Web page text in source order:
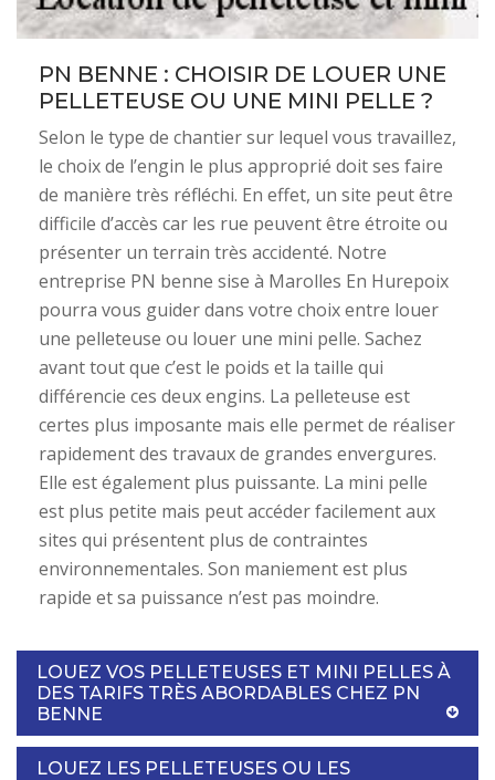
PN BENNE : CHOISIR DE LOUER UNE
PELLETEUSE OU UNE MINI PELLE ?
Selon le type de chantier sur lequel vous travaillez,
le choix de l’engin le plus approprié doit ses faire
de manière très réfléchi. En effet, un site peut être
difficile d’accès car les rue peuvent être étroite ou
présenter un terrain très accidenté. Notre
entreprise PN benne sise à Marolles En Hurepoix
pourra vous guider dans votre choix entre louer
une pelleteuse ou louer une mini pelle. Sachez
avant tout que c’est le poids et la taille qui
différencie ces deux engins. La pelleteuse est
certes plus imposante mais elle permet de réaliser
rapidement des travaux de grandes envergures.
Elle est également plus puissante. La mini pelle
est plus petite mais peut accéder facilement aux
sites qui présentent plus de contraintes
environnementales. Son maniement est plus
rapide et sa puissance n’est pas moindre.
LOUEZ VOS PELLETEUSES ET MINI PELLES À
DES TARIFS TRÈS ABORDABLES CHEZ PN
BENNE
LOUEZ LES PELLETEUSES OU LES